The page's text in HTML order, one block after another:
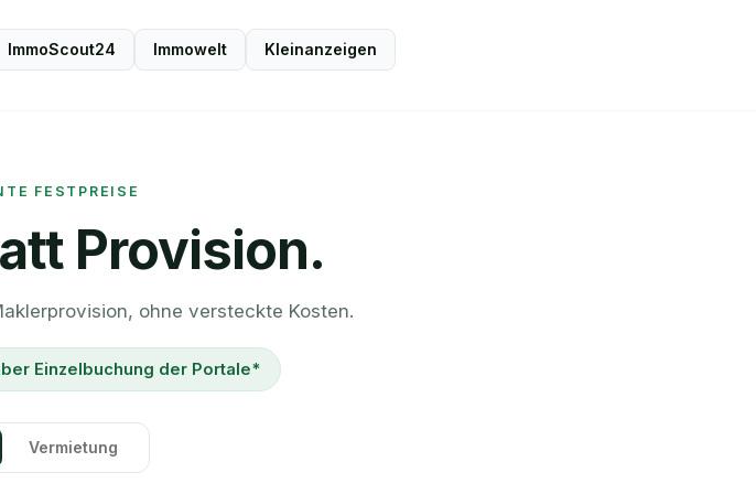
ImmoScout24 Immowelt Kleinanzeigen
FESTPREISE
Provision.
ohne versteckte Kosten.
Einzelbuchung der Portale*
Vermietung